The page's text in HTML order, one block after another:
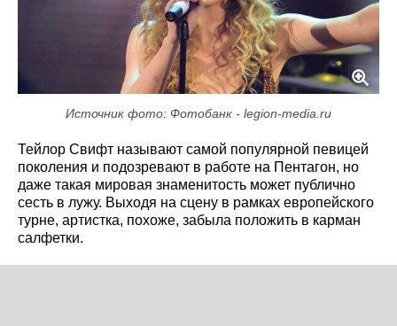
Источник фото: Фотобанк - legion-media.ru
Тейлор Свифт называют самой популярной певицей
поколения и подозревают в работе на Пентагон, но
даже такая мировая знаменитость может публично
сесть в лужу. Выходя на сцену в рамках европейского
турне, артистка, похоже, забыла положить в карман
салфетки.